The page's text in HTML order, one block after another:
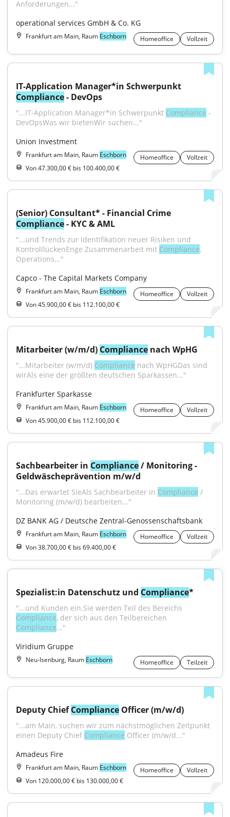
Anforderungen..."
operational services GmbH & Co. KG
Frankfurt am Main, Raum Eschborn Homeoffice Vollzeit
Compliance - DevOps
"...IT-Application Manager*in Schwerpunkt Compliance -
DevOpsWas wir bietenWir suchen..."
Union Investment
Frankfurt am Main, Raum Eschborn Homeoffice
Vollzeit
Von 47.300,00 € bis 100.400,00 €
Compliance - KYC & AML
"...und Trends zur Identifikation neuer Risiken und
KontrolllückenEnge Zusammenarbeit mit Compliance,
Operations..."
Capco - The Capital Markets Company
Frankfurt am Main, Raum Eschborn Homeoffice
Vollzeit
Von 45.900,00 € bis 112.100,00 €
Mitarbeiter (w/m/d) Compliance nach WpHG
"...Mitarbeiter (w/m/d) Compliance nach WpHGDas sind
wirAls eine der größten deutschen Sparkassen..."
Frankfurter Sparkasse
Frankfurt am Main, Raum Eschborn Homeoffice
Vollzeit
Von 45.900,00 € bis 112.100,00 €
Sachbearbeiter in Compliance / Monitoring -
Geldwäscheprävention m/w/d
"...Das erwartet SieAls Sachbearbeiter in Compliance /
Monitoring (m/w/d) bearbeiten..."
DZ BANK AG / Deutsche Zentral-Genossenschaftsbank
Frankfurt am Main, Raum Eschborn Homeoffice
Vollzeit
Von 38.700,00 € bis 69.400,00 €
Spezialist:in Datenschutz und Compliance*
Compliance
Compliance..."
Viridium Gruppe
Neu-Isenburg, Raum Eschborn Homeoffice Teilzeit
Deputy Chief Compliance Officer (m/w/d)
"...am Main, suchen wir zum nächstmöglichen Zeitpunkt
einen Deputy Chief Compliance Officer (m/w/d..."
Amadeus Fire
Frankfurt am Main, Raum Eschborn Homeoffice
Vollzeit
Von 120.000,00 € bis 130.000,00 €